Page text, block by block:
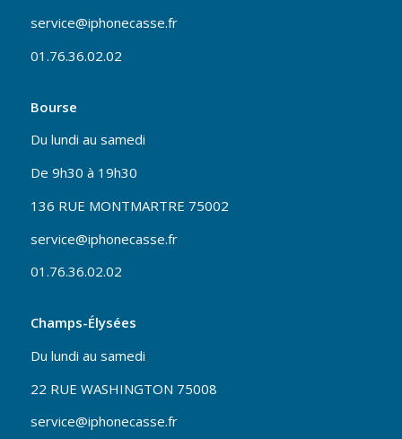
service@iphonecasse.fr
01.76.36.02.02
Bourse
Du lundi au samedi
De 9h30 à 19h30
136 RUE MONTMARTRE 75002
service@iphonecasse.fr
01.76.36.02.02
Champs-Élysées
Du lundi au samedi
22 RUE WASHINGTON 75008
service@iphonecasse.fr